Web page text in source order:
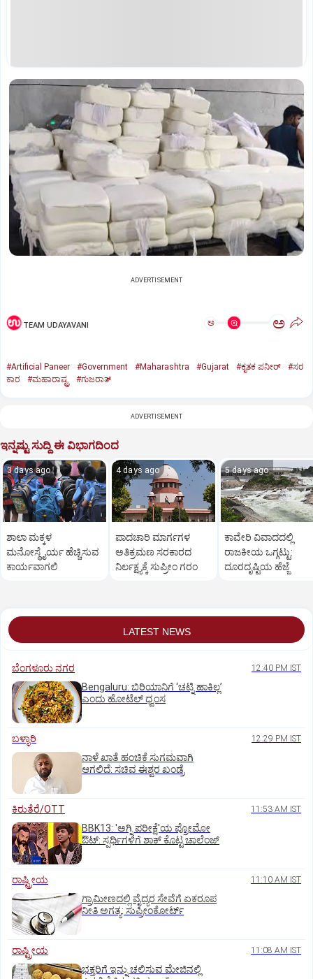
ADVERTISEMENT
TEAM UDAYAVANI ಅ ಅ
#Artificial Paneer #Government #Maharashtra #Gujarat #ಕೃತಕ ಪನೀರ್‌
#ಸರ
ಕಾರ
#ಮಹಾರಾಷ್ಟ್ರ #ಗುಜರಾತ್‌
ADVERTISEMENT
ಇನ್ನಷ್ಟು ಸುದ್ದಿ ಈ ವಿಭಾಗದಿಂದ
3 days ago
ಶಾಲಾ ಮಕ್ಕಳ
ಮನೋಸ್ಥೈರ್ಯ ಹೆಚ್ಚಿಸುವ
ಕಾರ್ಯವಾಗಲಿ
4 days ago
ಪಾದಚಾರಿ ಮಾರ್ಗಗಳ
ಅತಿಕ್ರಮಣ ಸರಕಾರದ
ನಿರ್ಲಕ್ಷ್ಯಕ್ಕೆ ಸುಪ್ರೀಂ ಗರಂ
5 days ago
ಕಾವೇರಿ ವಿವಾದದಲ್ಲಿ
ರಾಜಕೀಯ ಒಗ್ಗಟ್ಟು:
ದೂರದೃಷ್ಟಿಯ ಹೆಜ್ಜೆ
LATEST NEWS
ಬೆಂಗಳೂರು ನಗರ 12:40 PM IST
Bengaluru: ಬಿರಿಯಾನಿಗೆ ‘ಚಟ್ನಿ ಹಾಕಿಲ್ಲ’
ಎಂದು ಹೋಟೆಲ್‌ ಧ್ವಂಸ
ಬಳ್ಳಾರಿ 12:29 PM IST
ನಾಳೆ ಖಾತೆ ಹಂಚಿಕೆ ಸುಗಮವಾಗಿ
ಆಗಲಿದೆ: ಸಚಿವ ಈಶ್ವರ ಖಂಡ್ರೆ
ಕಿರುತೆರೆ/OTT 11:53 AM IST
BBK13: 'ಅಗ್ನಿ ಪರೀಕ್ಷೆ'ಯ ಪ್ರೋಮೋ
ಔಟ್: ಸ್ಪರ್ಧಿಗಳಿಗೆ ಶಾಕ್ ಕೊಟ್ಟ ಚಾಲೆಂಜ್
ರಾಷ್ಟ್ರೀಯ 11:10 AM IST
ಗ್ರಾಮೀಣದಲ್ಲಿ ವೈದ್ಯರ ಸೇವೆಗೆ ಏಕರೂಪ
ನೀತಿ ಅಗತ್ಯ: ಸುಪ್ರೀಂಕೋರ್ಟ್‌
ರಾಷ್ಟ್ರೀಯ 11:08 AM IST
ಭಕ್ತರಿಗೆ ಇನ್ನು ಚಲಿಸುವ ಮೇಜಿನಲ್ಲಿ